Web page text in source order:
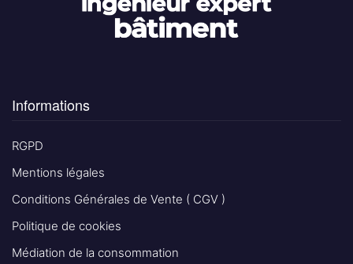
Informations
RGPD
Mentions légales
Conditions Générales de Vente ( CGV )
Politique de cookies
Médiation de la consommation